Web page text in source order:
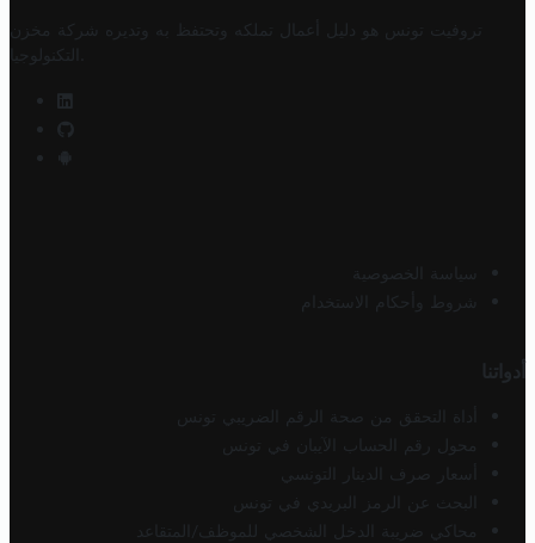
تروفيت تونس هو دليل أعمال تملكه وتحتفظ به وتديره
شركة مخزن
التكنولوجيا
سياسة الخصوصية
شروط وأحكام الاستخدام
أدواتنا
أداة التحقق من صحة الرقم الضريبي تونس
محول رقم الحساب الآيبان في تونس
أسعار صرف الدينار التونسي
البحث عن الرمز البريدي في تونس
محاكي ضريبة الدخل الشخصي للموظف/المتقاعد